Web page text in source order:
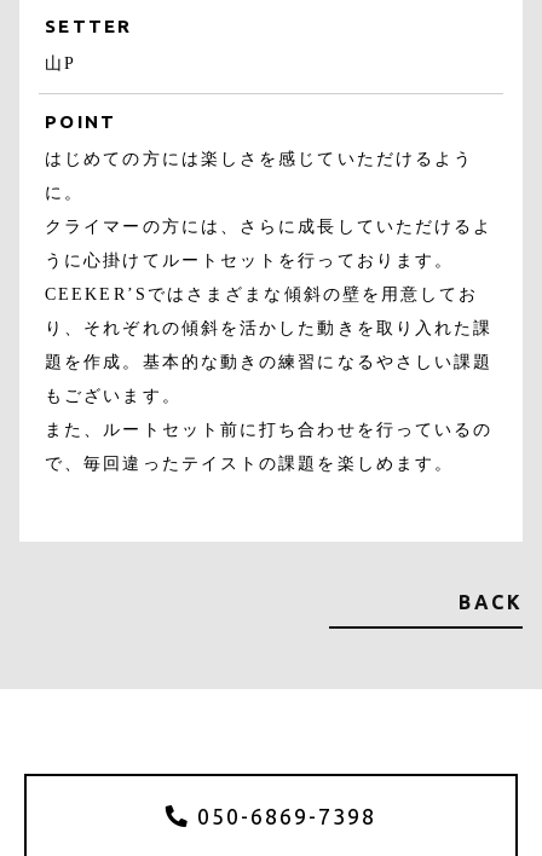
SETTER
山P
POINT
はじめての方には楽しさを感じていただけるよう
に。
クライマーの方には、さらに成長していただけるよ
うに心掛けてルートセットを行っております。
CEEKER’Sではさまざまな傾斜の壁を用意してお
り、それぞれの傾斜を活かした動きを取り入れた課
題を作成。基本的な動きの練習になるやさしい課題
もございます。
また、ルートセット前に打ち合わせを行っているの
で、毎回違ったテイストの課題を楽しめます。
BACK
050-6869-7398